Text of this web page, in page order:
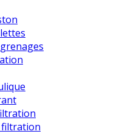
filtration